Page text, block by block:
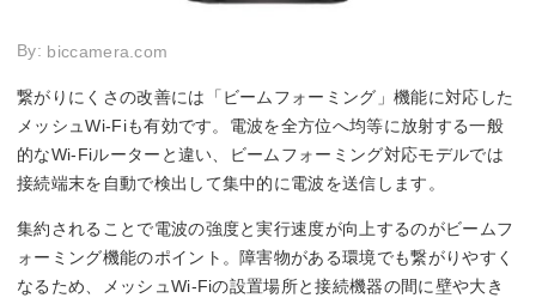
By: biccamera.com
繋がりにくさの改善には「ビームフォーミング」機能に対応した
メッシュWi-Fiも有効です。電波を全方位へ均等に放射する一般
的なWi-Fiルーターと違い、ビームフォーミング対応モデルでは
接続端末を自動で検出して集中的に電波を送信します。
集約されることで電波の強度と実行速度が向上するのがビームフ
ォーミング機能のポイント。障害物がある環境でも繋がりやすく
なるため、メッシュWi-Fiの設置場所と接続機器の間に壁や大き